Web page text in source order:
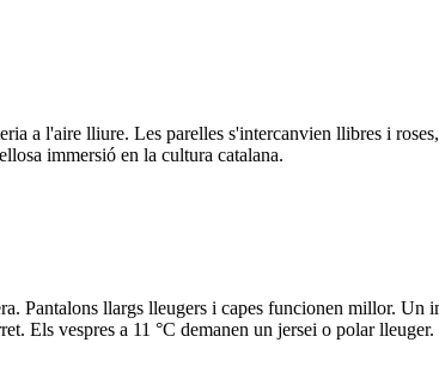
a l'aire lliure. Les parelles s'intercanvien llibres i
immersió en la cultura catalana.
llargs lleugers i capes funcionen millor. Un
Els vespres a 11 °C demanen un jersei o polar lleuger.